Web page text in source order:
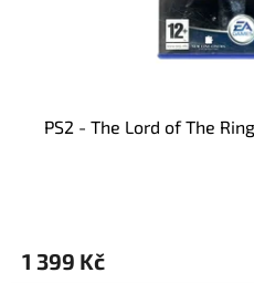
PS2 - The Lord of The
je1 399 Kč